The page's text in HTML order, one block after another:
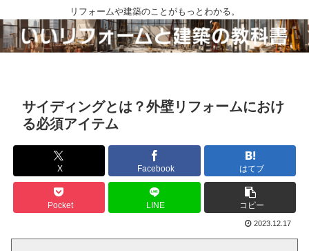
リフォームや建築のことがもっとわかる。
サイディングとは？外壁リフォームにおけ
る必須アイテム
X Facebook はてブ
Pocket LINE コピー
2023.12.17